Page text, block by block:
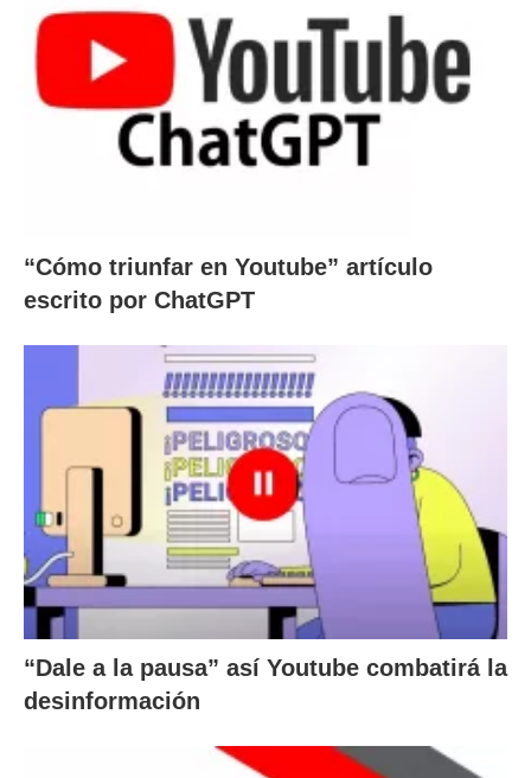
“Cómo triunfar en Youtube” artículo
escrito por ChatGPT
“Dale a la pausa” así Youtube combatirá la
desinformación